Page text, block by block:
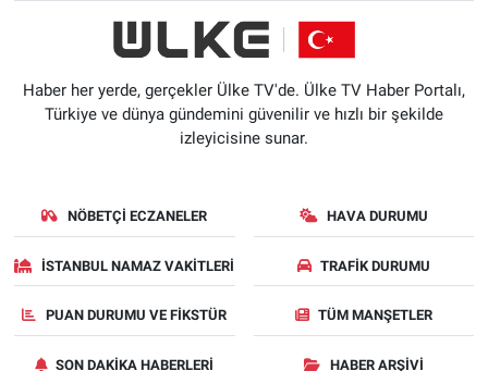
Haber her yerde, gerçekler Ülke TV'de. Ülke TV Haber Portalı,
Türkiye ve dünya gündemini güvenilir ve hızlı bir şekilde
izleyicisine sunar.
NÖBETÇI ECZANELER HAVA DURUMU
İSTANBUL NAMAZ VAKITLERI TRAFIK DURUMU
PUAN DURUMU VE FIKSTÜR TÜM MANŞETLER
SON DAKIKA HABERLERI HABER ARŞIVI